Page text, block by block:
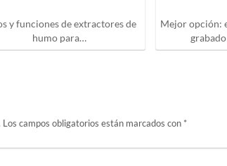
y funciones de extractores de
humo para…
Mejor opción:
Los campos obligatorios están marcados con *